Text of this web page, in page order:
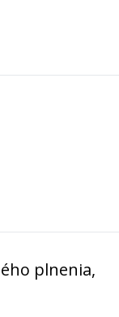
plnenia,